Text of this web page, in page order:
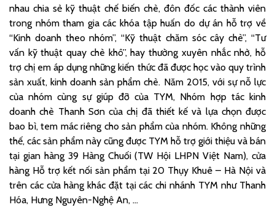
nhau chia sẻ kỹ thuật chế biến chè, đôn đốc các thành viên
trong nhóm tham gia các khóa tập huấn do dự án hỗ trợ về
“Kinh doanh theo nhóm”, “Kỹ thuật chăm sóc cây chè”, “Tư
vấn kỹ thuật quay chè khô”, hay thường xuyên nhắc nhở, hỗ
trợ chị em áp dụng những kiến thức đã được học vào quy trình
sản xuất, kinh doanh sản phẩm chè. Năm 2015, với sự nỗ lực
của nhóm cùng sự giúp đỡ của TYM, Nhóm hợp tác kinh
doanh chè Thanh Sơn của chị đã thiết kế và lựa chọn được
bao bì, tem mác riêng cho sản phẩm của nhóm. Không những
thế, các sản phẩm này cũng được TYM hỗ trợ giới thiệu và bán
tại gian hàng 39 Hàng Chuối (TW Hội LHPN Việt Nam), cửa
hàng Hỗ trợ kết nối sản phẩm tại 20 Thụy Khuê – Hà Nội và
trên các cửa hàng khác đặt tại các chi nhánh TYM như Thanh
Hóa, Hưng Nguyên-Nghệ An, …